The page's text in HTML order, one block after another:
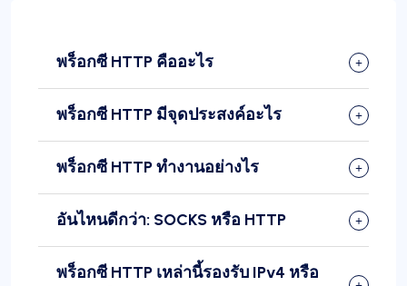
พร็อกซี HTTP คืออะไร
พร็อกซี HTTP มีจุดประสงค์อะไร
พร็อกซี HTTP ทำงานอย่างไร
อันไหนดีกว่า: SOCKS หรือ HTTP
พร็อกซี HTTP เหล่านี้รองรับ IPv4 หรือ